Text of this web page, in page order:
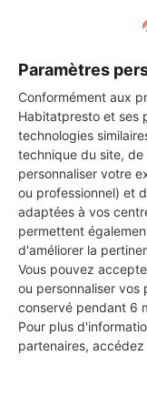
Paramètres
Conformément aux
Habitatpresto et ses
technologies
technique du site, de
personnaliser votre
ou professionnel) et
adaptées à vos
permettent
d'améliorer la
Vous pouvez
ou personnaliser vos
conservé pendant 6
Pour plus
partenaires,